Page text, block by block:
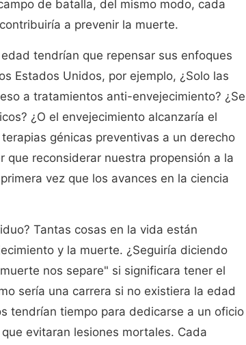
de batalla, del mismo modo, cada
a prevenir la muerte.
tendrían que repensar sus enfoques
Estados Unidos, por ejemplo, ¿Solo las
a tratamientos anti-envejecimiento? ¿Se
¿O el envejecimiento alcanzaría el
génicas preventivas a un derecho
que reconsiderar nuestra propensión a la
vez que los avances en la ciencia
Tantas cosas en la vida están
y la muerte. ¿Seguiría diciendo
nos separe" si significara tener el
sería una carrera si no existiera la edad
tendrían tiempo para dedicarse a un oficio
evitaran lesiones mortales. Cada